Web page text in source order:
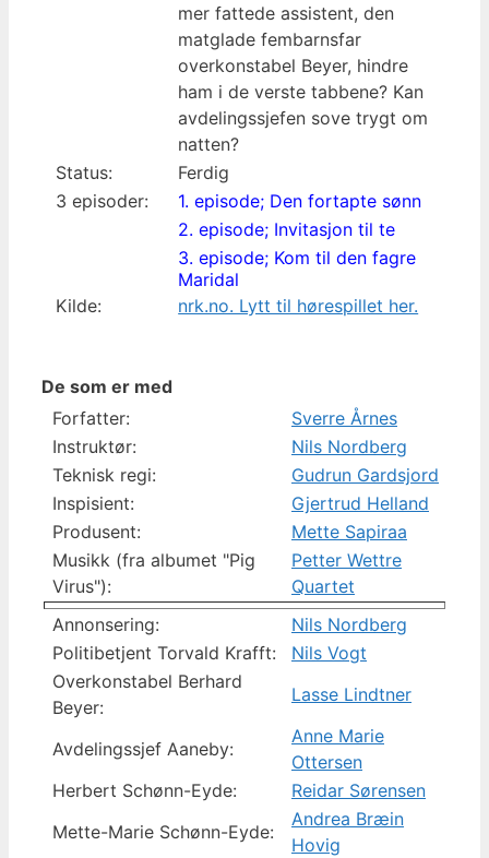
mer fattede assistent, den
matglade fembarnsfar
overkonstabel Beyer, hindre
ham i de verste tabbene? Kan
avdelingssjefen sove trygt om
natten?
Status:
Ferdig
3 episoder:
1. episode; Den fortapte sønn
2. episode; Invitasjon til te
3. episode; Kom til den fagre
Maridal
Kilde:
nrk.no. Lytt til hørespillet her.
De som er med
Forfatter:
Sverre Årnes
Instruktør:
Nils Nordberg
Teknisk regi:
Gudrun Gardsjord
Inspisient:
Gjertrud Helland
Produsent:
Mette Sapiraa
Musikk (fra albumet "Pig
Virus"):
Petter Wettre
Quartet
Annonsering:
Nils Nordberg
Politibetjent Torvald Krafft:
Nils Vogt
Overkonstabel Berhard
Beyer:
Lasse Lindtner
Avdelingssjef Aaneby:
Anne Marie
Ottersen
Herbert Schønn-Eyde:
Reidar Sørensen
Mette-Marie Schønn-Eyde:
Andrea Bræin
Hovig